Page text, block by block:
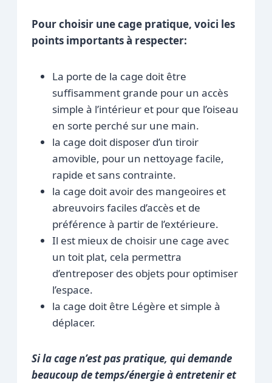
Pour choisir une cage pratique, voici les
points importants à respecter:
La porte de la cage doit être
suffisamment grande pour un accès
simple à l’intérieur et pour que l’oiseau
en sorte perché sur une main.
la cage doit disposer d’un tiroir
amovible, pour un nettoyage facile,
rapide et sans contrainte.
la cage doit avoir des mangeoires et
abreuvoirs faciles d’accès et de
préférence à partir de l’extérieure.
Il est mieux de choisir une cage avec
un toit plat, cela permettra
d’entreposer des objets pour optimiser
l’espace.
la cage doit être Légère et simple à
déplacer.
Si la cage n’est pas pratique, qui demande
beaucoup de temps/énergie à entretenir et